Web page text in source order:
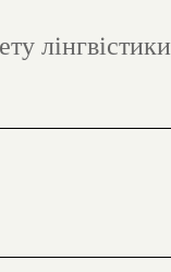
лінгвістики